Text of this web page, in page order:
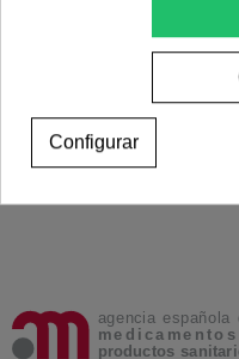
UNIDADES
3,95 €
Configurar